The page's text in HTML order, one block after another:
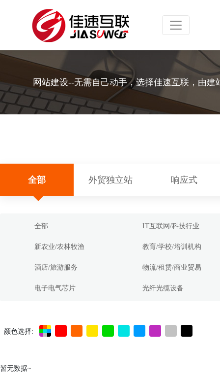
Toggle
网站建设--无需自己动手，选择佳速互联，由建
全部 外贸独立站 响应式
全部 IT互联网/科技行业
新农业/农林牧渔 教育/学校/培训机构
酒店/旅游服务 物流/租赁/商业贸易
电子电气芯片 光纤光缆设备
颜色选择:
暂无数据~